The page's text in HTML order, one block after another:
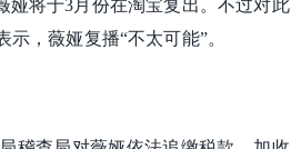
娅将于3月份在淘宝复出。不过对此
，薇娅复播“不太可能”。